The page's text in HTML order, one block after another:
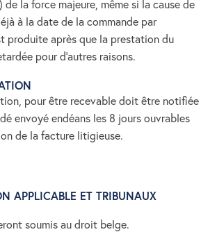
la force majeure, même si la cause de
à la date de la commande par
produite après que la prestation du
pour d’autres raisons.
pour être recevable doit être notifiée
envoyé endéans les 8 jours ouvrables
de la facture litigieuse.
APPLICABLE ET TRIBUNAUX
soumis au droit belge.